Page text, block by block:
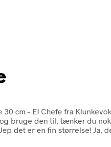
cm – El Chefe fra
bruge den til, tænker du
det er en fin størrelse! Ja,